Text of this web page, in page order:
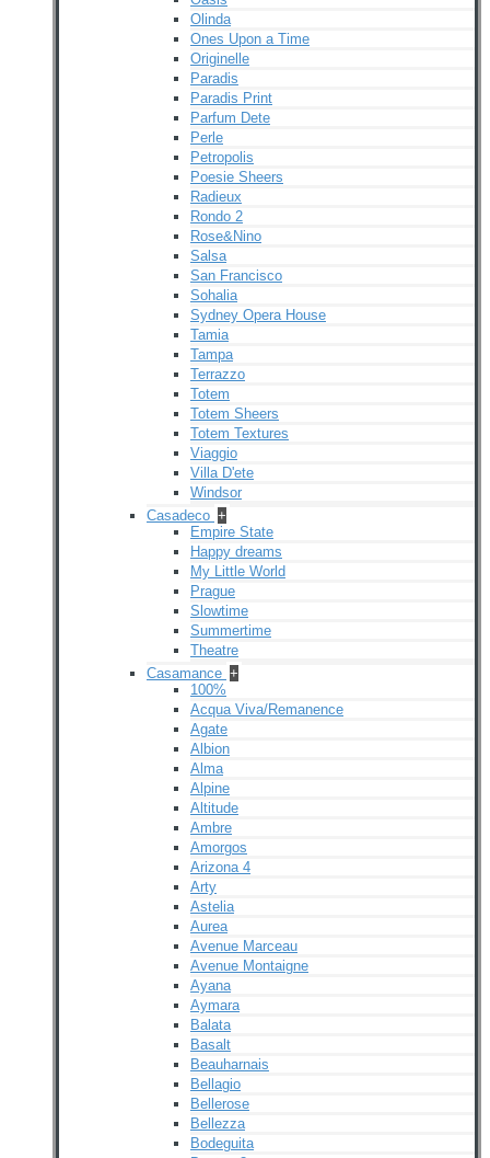
Olinda
Ones Upon a Time
Originelle
Paradis
Paradis Print
Parfum Dete
Perle
Petropolis
Poesie Sheers
Radieux
Rondo 2
Rose&Nino
Salsa
San Francisco
Sohalia
Sydney Opera House
Tamia
Tampa
Terrazzo
Totem
Totem Sheers
Totem Textures
Viaggio
Villa D'ete
Windsor
Casadeco +
Empire State
Happy dreams
My Little World
Prague
Slowtime
Summertime
Theatre
Casamance +
100%
Acqua Viva/Remanence
Agate
Albion
Alma
Alpine
Altitude
Ambre
Amorgos
Arizona 4
Arty
Astelia
Aurea
Avenue Marceau
Avenue Montaigne
Ayana
Aymara
Balata
Basalt
Beauharnais
Bellagio
Bellerose
Bellezza
Bodeguita